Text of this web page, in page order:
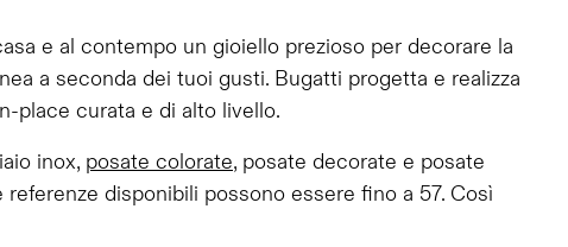
e al contempo un gioiello prezioso per decorare la
a seconda dei tuoi gusti. Bugatti progetta e realizza
place curata e di alto livello.
inox, posate colorate, posate decorate e posate
disponibili possono essere fino a 57. Così